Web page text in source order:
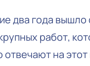
два года вышло
работ,
отвечают на